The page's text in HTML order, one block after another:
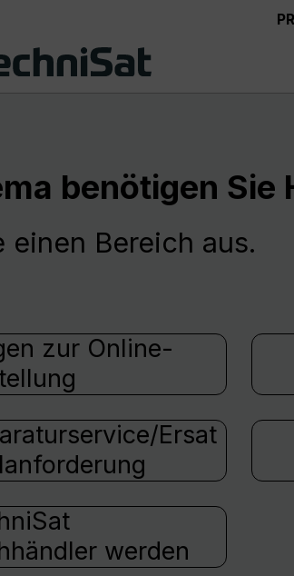
benötigen Sie
einen Bereich aus.
zur Online-
Ersat
werden